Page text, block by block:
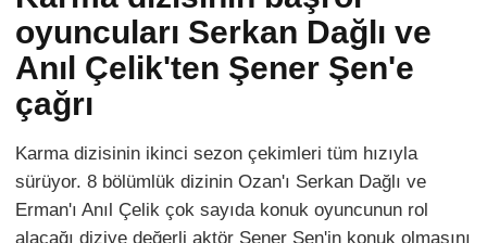
oyuncuları Serkan Dağlı ve
Anıl Çelik'ten Şener Şen'e
çağrı
Karma dizisinin ikinci sezon çekimleri tüm hızıyla
sürüyor. 8 bölümlük dizinin Ozan'ı Serkan Dağlı ve
Erman'ı Anıl Çelik çok sayıda konuk oyuncunun rol
alacağı diziye değerli aktör Şener Şen'in konuk olmasını